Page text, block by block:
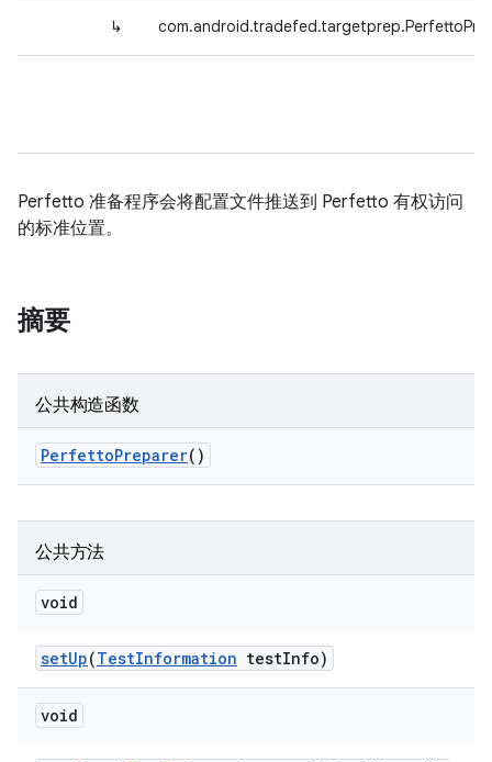
↳
Perfetto 准备程序会将配置文件推送到 Perfetto 有权访问
的标准位置。
摘要
公共构造函数
PerfettoPreparer()
公共方法
void
setUp(TestInformation testInfo)
void